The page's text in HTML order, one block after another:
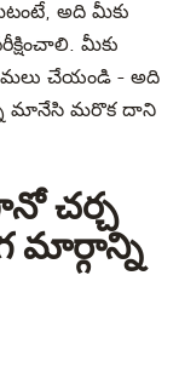
అది మీకు
మీకు
చేయండి - అది
మానేసి మరొక దాని
చర్చ
మార్గాన్ని